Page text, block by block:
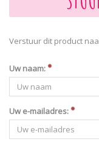
Verstuur dit product
Uw naam:
Uw e-mailadres: